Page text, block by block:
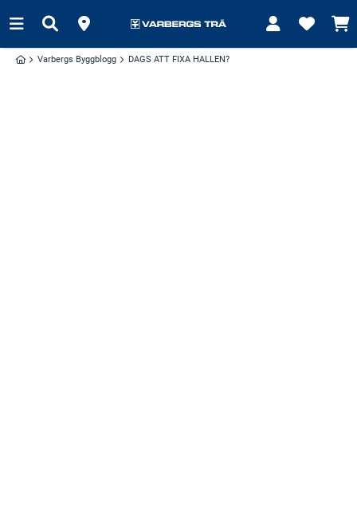
Varbergs Byggblogg DAGS ATT FIXA HALLEN?